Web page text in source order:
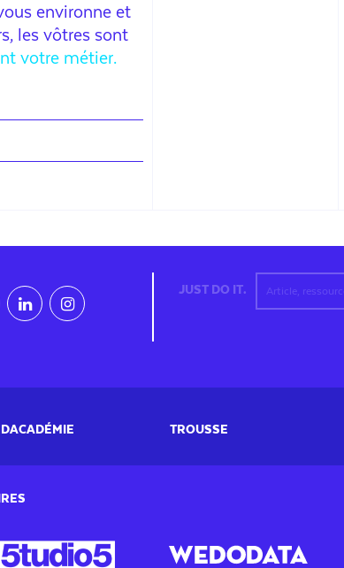
environne et
les vôtres sont
votre métier.
JUST DO IT.
TROUSSE